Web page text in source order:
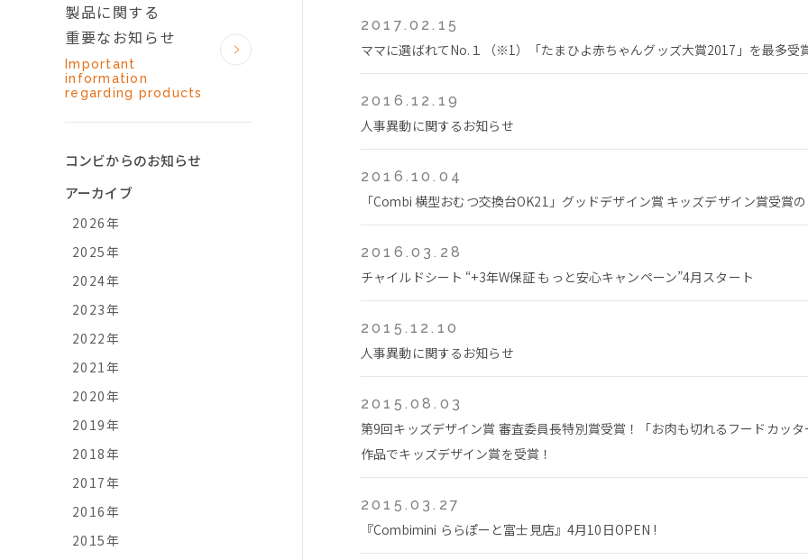
2017.02.15
ママに選ばれてNo.１（※1）「たまひよ赤ちゃんグッズ大賞2017」を最多受
2016.12.19
人事異動に関するお知らせ
2016.10.04
「Combi 横型おむつ交換台OK21」グッドデザイン賞 キッズデザイン賞受賞
2016.03.28
チャイルドシート “+3年W保証 もっと安心キャンペーン”4月スタート
2015.12.10
人事異動に関するお知らせ
2015.08.03
第9回キッズデザイン賞 審査委員長特別賞受賞！「お肉も切れるフードカッ
作品でキッズデザイン賞を受賞！
2015.03.27
『Combimini ららぽーと富士見店』4月10日OPEN !
製品に関する
重要なお知らせ
Important
information
regarding products
コンビからのお知らせ
アーカイブ
2026年
2025年
2024年
2023年
2022年
2021年
2020年
2019年
2018年
2017年
2016年
2015年